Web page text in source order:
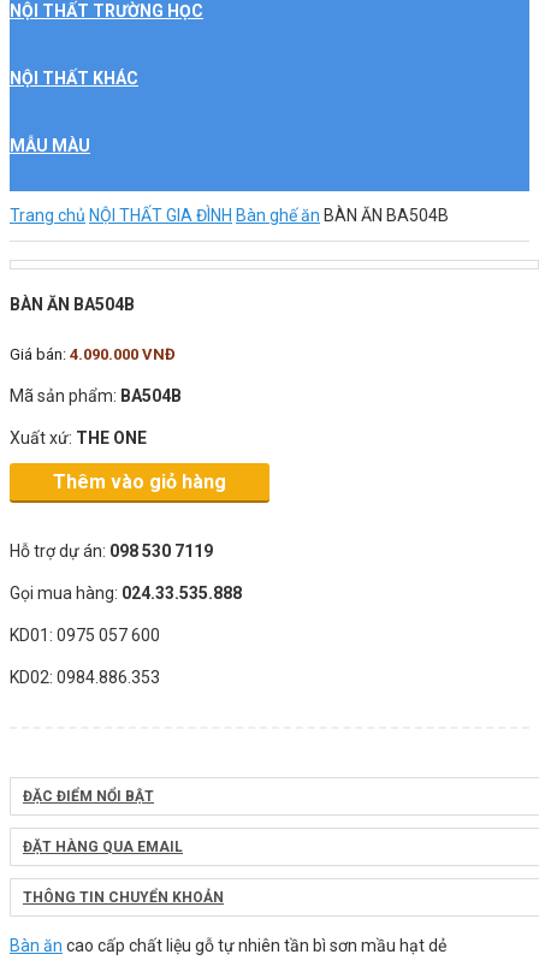
NỘI THẤT TRƯỜNG HỌC
NỘI THẤT KHÁC
MẪU MÀU
Trang chủ NỘI THẤT GIA ĐÌNH Bàn ghế ăn BÀN ĂN BA504B
BÀN ĂN BA504B
Giá bán: 4.090.000 VNĐ
Mã sản phẩm: BA504B
Xuất xứ: THE ONE
Thêm vào giỏ hàng
Hỗ trợ dự án: 098 530 7119
Gọi mua hàng: 024.33.535.888
KD01: 0975 057 600
KD02: 0984.886.353
ĐẶC ĐIỂM NỔI BẬT
ĐẶT HÀNG QUA EMAIL
THÔNG TIN CHUYỂN KHOẢN
Bàn ăn cao cấp chất liệu gỗ tự nhiên tần bì sơn mầu hạt dẻ